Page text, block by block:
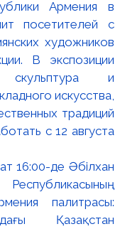
16:00-де Әбілхан
палитрасы:
Қазақстан